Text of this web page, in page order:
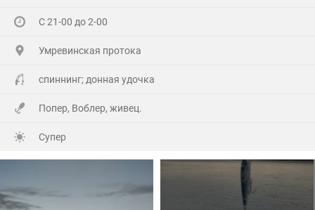
А вечером захотелось повторить предыдущее "ночное
рандеву"!
Прибыл на берег в девять часов,и что я вижу 😲,
По поверхности плывёт мусор(ветки,трава и иногда
С мальком проблем не было,сразу зарядил донку и
вдруг окунь начал гонять малька!😳
С 21-00 до 2-00
Умревинская протока
спиннинг; донная удочка
Попер, Воблер, живец.
Супер